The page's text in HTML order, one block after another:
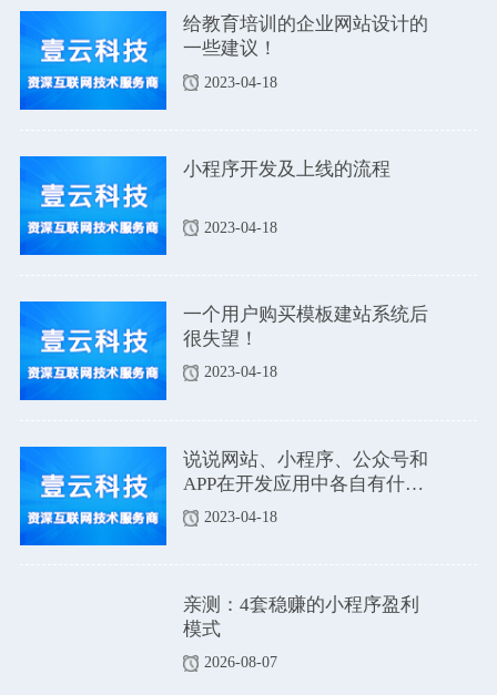
给教育培训的企业网站设计的
一些建议！
2023-04-18
小程序开发及上线的流程
2023-04-18
一个用户购买模板建站系统后
很失望！
2023-04-18
说说网站、小程序、公众号和
APP在开发应用中各自有什么
优点和缺点吗？
2023-04-18
亲测：4套稳赚的小程序盈利
模式
2026-08-07